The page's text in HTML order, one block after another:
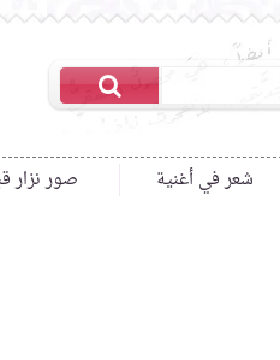
شعر في أغنية صور نزار